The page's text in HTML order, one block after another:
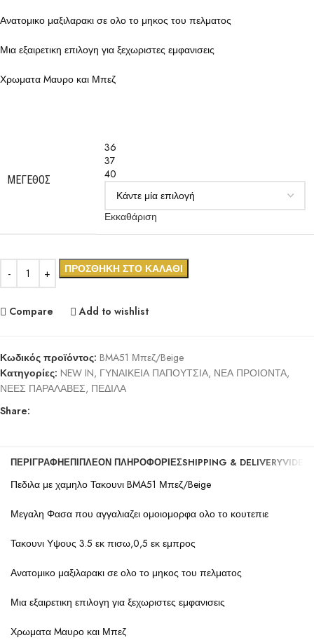
Ανατομικο μαξιλαρακι σε ολο το μηκος του πελματος
Μια εξαιρετικη επιλογη για ξεχωριστες εμφανισεις
Χρωματα Mαυρο και Μπεζ
ΜΈΓΕΘΟΣ
36
37
40
Εκκαθάριση
ΠΡΟΣΘΉΚΗ ΣΤΟ ΚΑΛΆΘΙ
Compare Add to wishlist
Κωδικός προϊόντος: BMA51 Μπεζ/Beige
Κατηγορίες: NEW IN, ΓΥΝΑΙΚΕΙΑ ΠΑΠΟΥΤΣΙΑ, ΝΕΑ ΠΡΟΙΟΝΤΑ,
ΝΕΕΣ ΠΑΡΑΛΑΒΕΣ, ΠΕΔΙΛΑ
Share:
ΠΕΡΙΓΡΑΦΉΕΠΙΠΛΈΟΝ ΠΛΗΡΟΦΟΡΊΕΣSHIPPING & DELIVERYVIDEO
Πεδιλα με χαμηλο Τακουνι BMA51 Μπεζ/Beige
Μεγαλη Φασα που αγγαλιαζει ομοιομορφα ολο το κουτεπιε
Τακουνι Υψους 3.5 εκ πισω,0,5 εκ εμπρος
Ανατομικο μαξιλαρακι σε ολο το μηκος του πελματος
Μια εξαιρετικη επιλογη για ξεχωριστες εμφανισεις
Χρωματα Mαυρο και Μπεζ